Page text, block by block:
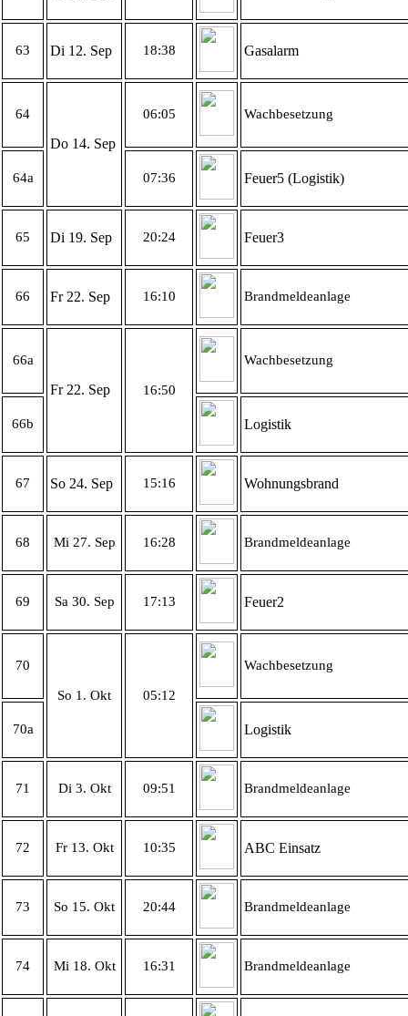
63 Di 12. Sep 18:38 Gasalarm
64
Do 14. Sep
06:05 Wachbesetzung
64a 07:36 Feuer5 (Logistik)
65 Di 19. Sep 20:24 Feuer3
66 Fr 22. Sep 16:10 Brandmeldeanlage
66a
Fr 22. Sep 16:50
Wachbesetzung
66b Logistik
67 So 24. Sep 15:16 Wohnungsbrand
68 Mi 27. Sep 16:28 Brandmeldeanlage
69 Sa 30. Sep 17:13 Feuer2
70
So 1. Okt 05:12
Wachbesetzung
70a Logistik
71 Di 3. Okt 09:51 Brandmeldeanlage
72 Fr 13. Okt 10:35 ABC Einsatz
73 So 15. Okt 20:44 Brandmeldeanlage
74 Mi 18. Okt 16:31 Brandmeldeanlage